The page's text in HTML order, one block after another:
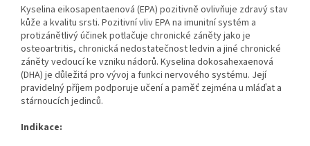
Kyselina eikosapentaenová (EPA) pozitivně ovlivňuje zdravý stav
kůže a kvalitu srsti. Pozitivní vliv EPA na imunitní systém a
protizánětlivý účinek potlačuje chronické záněty jako je
osteoartritis, chronická nedostatečnost ledvin a jiné chronické
záněty vedoucí ke vzniku nádorů. Kyselina dokosahexaenová
(DHA) je důležitá pro vývoj a funkci nervového systému. Její
pravidelný příjem podporuje učení a paměť zejména u mláďat a
stárnoucích jedinců.
Indikace: